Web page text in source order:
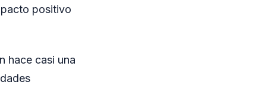
positivo
hace casi una